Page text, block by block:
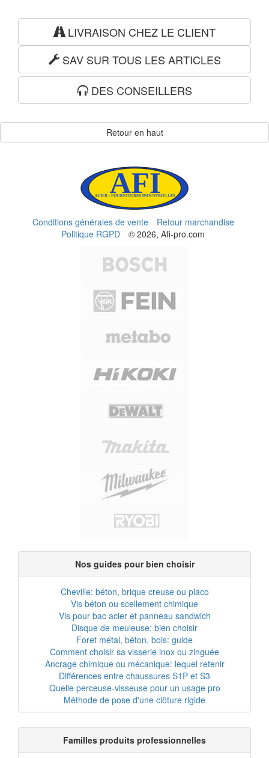
LIVRAISON CHEZ LE CLIENT
SAV SUR TOUS LES ARTICLES
DES CONSEILLERS
Retour en haut
Conditions générales de vente
Retour marchandise
Politique RGPD
© 2026, Afi-pro.com
Nos guides pour bien choisir
Cheville: béton, brique creuse ou placo
Vis béton ou scellement chimique
Vis pour bac acier et panneau sandwich
Disque de meuleuse: bien choisir
Foret métal, béton, bois: guide
Comment choisir sa visserie inox ou zinguée
Ancrage chimique ou mécanique: lequel retenir
Différences entre chaussures S1P et S3
Quelle perceuse-visseuse pour un usage pro
Méthode de pose d'une clôture rigide
Familles produits professionnelles